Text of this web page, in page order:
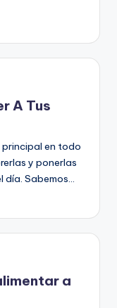
A Tus
principal en todo
y ponerlas
día. Sabemos…
a